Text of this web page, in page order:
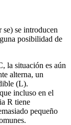
se introducen
posibilidad de
situación es aún
alterna, un
(L).
incluso en el
R tiene
pequeño